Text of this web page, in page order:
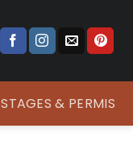
STAGES & PERMIS